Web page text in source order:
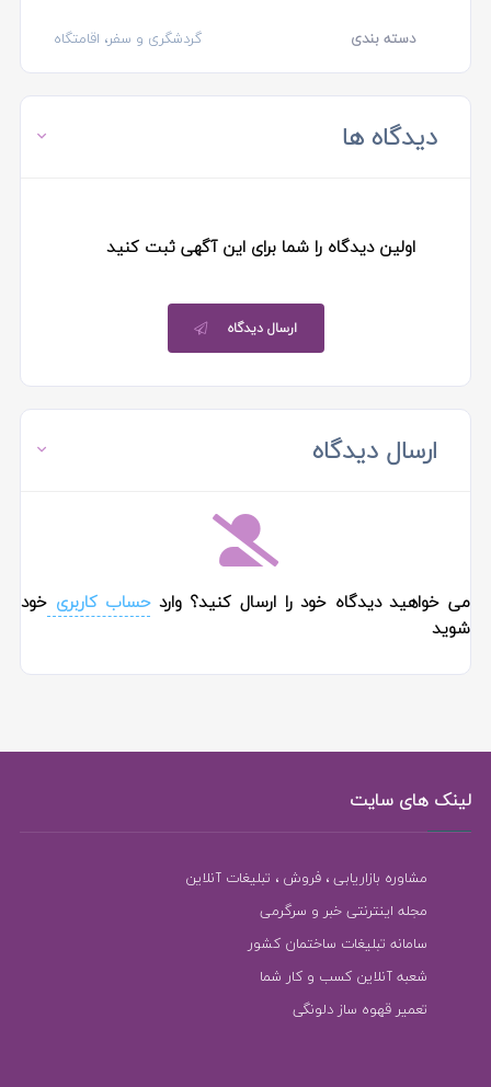
دسته بندی گردشگری و سفر، اقامتگاه
دیدگاه ها
اولین دیدگاه را شما برای این آگهی ثبت کنید
ارسال دیدگاه
ارسال دیدگاه
می خواهید دیدگاه خود را ارسال کنید؟ واردحساب کاربریخود
شوید
لینک های سایت
مشاوره بازاریابی ، فروش ، تبلیغات آنلاین
مجله اینترنتی خبر و سرگرمی
سامانه تبلیغات ساختمان کشور
شعبه آنلاین کسب و کار شما
تعمیر قهوه ساز دلونگی